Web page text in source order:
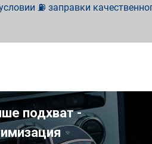
⛽ заправки
подхват -